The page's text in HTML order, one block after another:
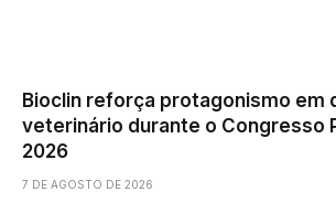
Bioclin reforça protagonismo em
veterinário durante o Congresso
2026
7 DE AGOSTO DE 2026